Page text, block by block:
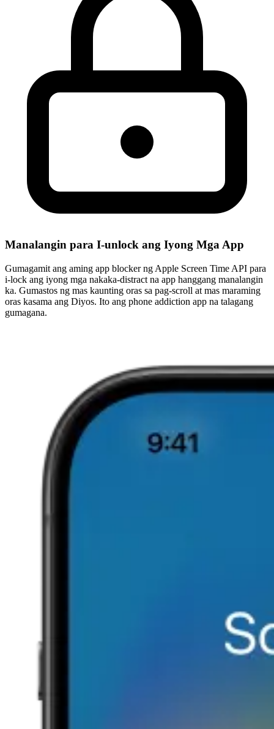
Manalangin para I-unlock ang Iyong Mga App
Gumagamit ang aming app blocker ng Apple Screen Time API para
i-lock ang iyong mga nakaka-distract na app hanggang manalangin
ka. Gumastos ng mas kaunting oras sa pag-scroll at mas maraming
oras kasama ang Diyos. Ito ang phone addiction app na talagang
gumagana.